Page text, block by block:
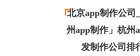
北京app制作公司
州app制作」杭州
发制作公司排